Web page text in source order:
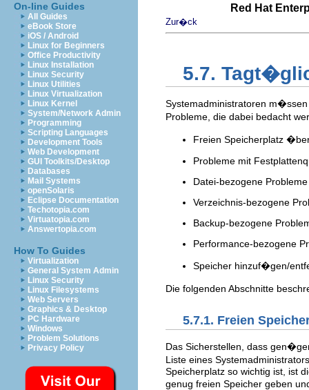
On-line Guides
All Guides
eBook Store
iOS / Android
Linux for Beginners
Office Productivity
Linux Installation
Linux Security
Linux Utilities
Linux Virtualization
Linux Kernel
System/Network Admin
Programming
Scripting Languages
Development Tools
Web Development
GUI Toolkits/Desktop
Databases
Mail Systems
openSolaris
Eclipse Documentation
Techotopia.com
Virtuatopia.com
Answertopia.com
How To Guides
Virtualization
General System Admin
Linux Security
Linux Filesystems
Web Servers
Graphics & Desktop
PC Hardware
Windows
Problem Solutions
Privacy Policy
Red Hat
Zur�ck
5.7.
Systemadministratoren
Probleme, die dabei bedacht
Freien Speicherplatz
Probleme mit
Datei-bezogene Probleme
Verzeichnis-bezogene
Backup-bezogene
Performance-bezogene
Speicher hinzuf�gen/
Die folgenden Abschnitte
5.7.1. Freien
Das Sicherstellen, dass
Liste eines
Speicherplatz so wichtig ist, ist
genug freien Speicher geben